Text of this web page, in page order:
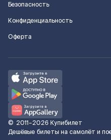
Безопасность
Конфиденциальность
Оферта
© 2011–2026 Купибилет
Дешёвые билеты на самолёт и